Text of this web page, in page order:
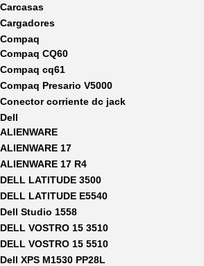
Carcasas
Cargadores
Compaq
Compaq CQ60
Compaq cq61
Compaq Presario V5000
Conector corriente dc jack
Dell
ALIENWARE
ALIENWARE 17
ALIENWARE 17 R4
DELL LATITUDE 3500
DELL LATITUDE E5540
Dell Studio 1558
DELL VOSTRO 15 3510
DELL VOSTRO 15 5510
Dell XPS M1530 PP28L